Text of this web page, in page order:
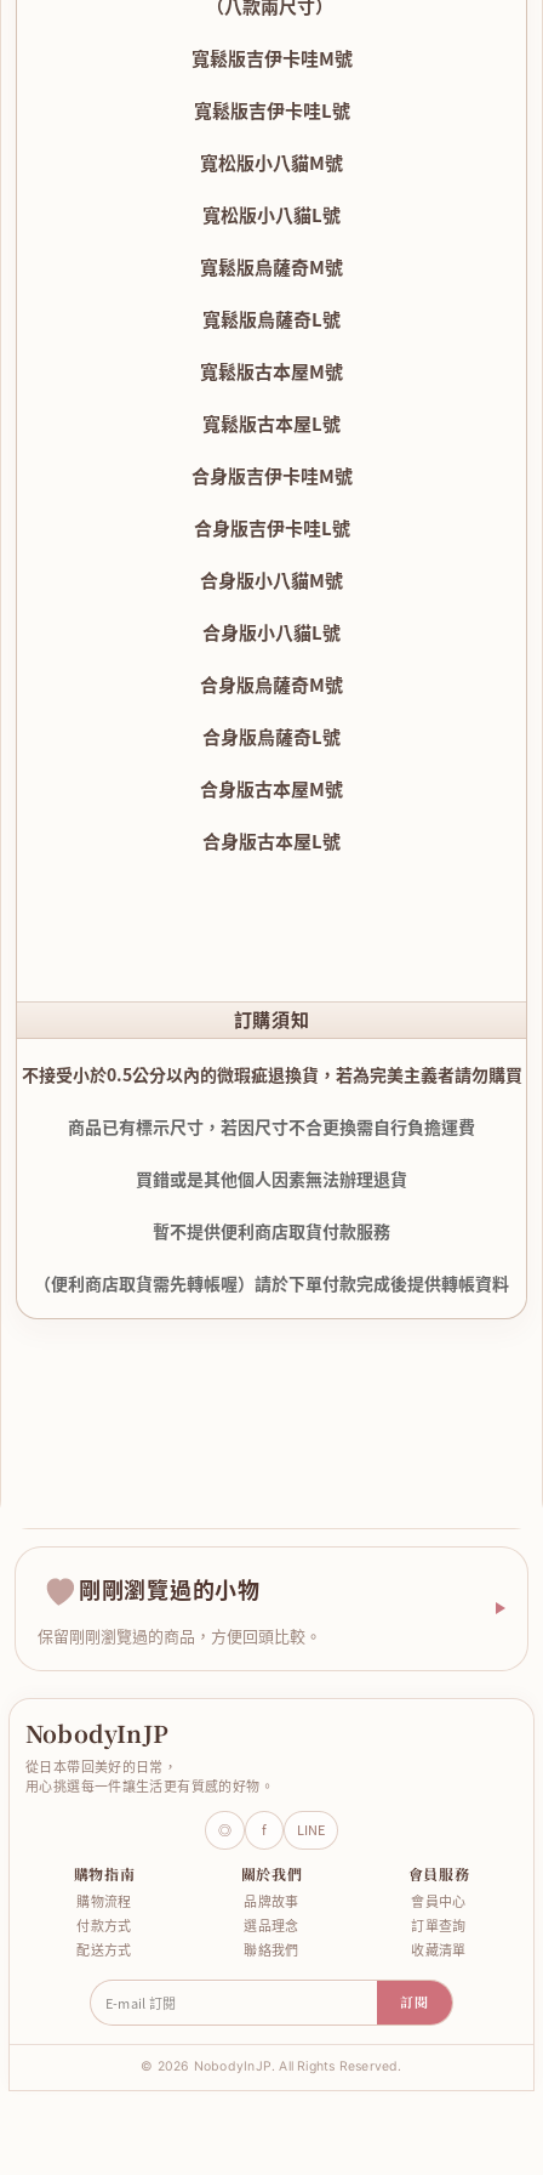
（八款兩尺寸）
寬鬆版吉伊卡哇M號
寬鬆版吉伊卡哇L號
寬松版小八貓M號
寬松版小八貓L號
寬鬆版烏薩奇M號
寬鬆版烏薩奇L號
寬鬆版古本屋M號
寬鬆版古本屋L號
合身版吉伊卡哇M號
合身版吉伊卡哇L號
合身版小八貓M號
合身版小八貓L號
合身版烏薩奇M號
合身版烏薩奇L號
合身版古本屋M號
合身版古本屋L號
訂購須知
不接受小於0.5公分以內的微瑕疵退換貨，若為完美主義者請勿購買
商品已有標示尺寸，若因尺寸不合更換需自行負擔運費
買錯或是其他個人因素無法辦理退貨
暫不提供便利商店取貨付款服務
（便利商店取貨需先轉帳喔）請於下單付款完成後提供轉帳資料
剛剛瀏覽過的小物
保留剛剛瀏覽過的商品，方便回頭比較。
NobodyInJP
從日本帶回美好的日常，
用心挑選每一件讓生活更有質感的好物。
◎ f LINE
購物指南
購物流程
付款方式
配送方式
關於我們
品牌故事
選品理念
聯絡我們
會員服務
會員中心
訂單查詢
收藏清單
E-mail 訂閱 訂閱
© 2026 NobodyInJP. All Rights Reserved.